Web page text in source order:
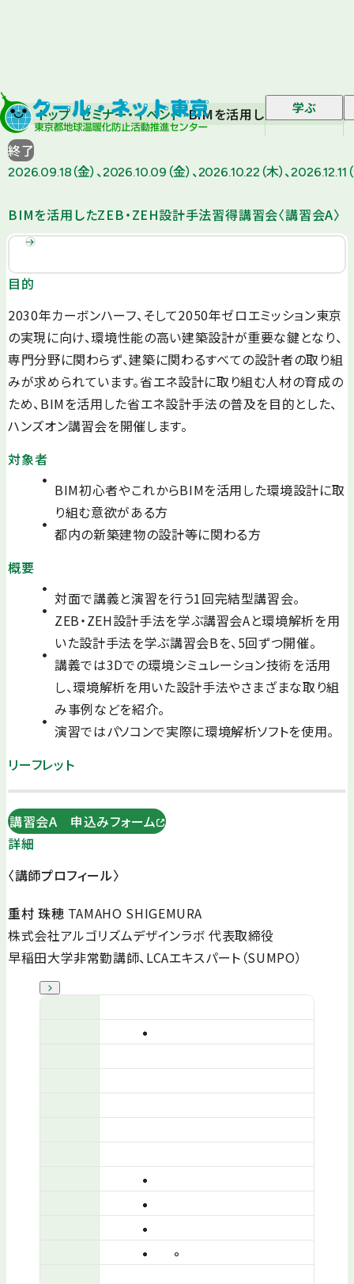
学ぶ
トップ セミナー・イベント BIMを活用したZEB・ZEH設
終了
2026.09.18（金）、2026.10.09（金）、2026.10.22（木）、2026.12.11
BIMを活用したZEB・ZEH設計手法習得講習会〈講習会A〉
目的
2030年カーボンハーフ、そして2050年ゼロエミッション東京
の実現に向け、環境性能の高い建築設計が重要な鍵となり、
専門分野に関わらず、建築に関わるすべての設計者の取り組
みが求められています。省エネ設計に取り組む人材の育成の
ため、BIMを活用した省エネ設計手法の普及を目的とした、
ハンズオン講習会を開催します。
対象者
BIM初心者やこれからBIMを活用した環境設計に取
り組む意欲がある方
都内の新築建物の設計等に関わる方
概要
対面で講義と演習を行う1回完結型講習会。
ZEB・ZEH設計手法を学ぶ講習会Aと環境解析を用
いた設計手法を学ぶ講習会Bを、5回ずつ開催。
講義では3Dでの環境シミュレーション技術を活用
し、環境解析を用いた設計手法やさまざまな取り組
み事例などを紹介。
演習ではパソコンで実際に環境解析ソフトを使用。
リーフレット
講習会A 申込みフォーム
詳細
〈講師プロフィール〉
重村 珠穂 TAMAHO SHIGEMURA
株式会社アルゴリズムデザインラボ 代表取締役
早稲田大学非常勤講師、LCAエキスパート（SUMPO）